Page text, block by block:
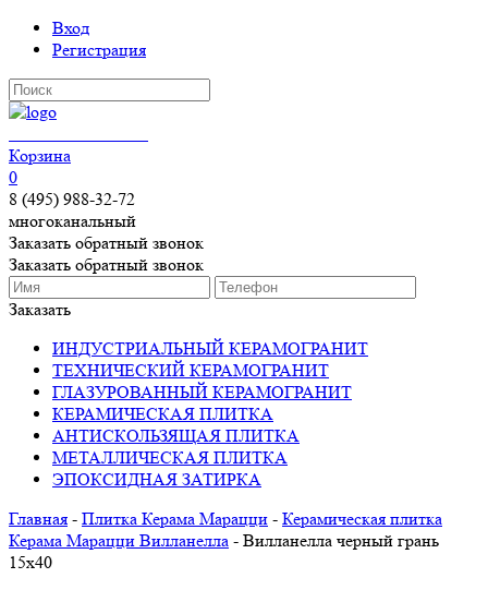
Вход
Регистрация
Корзина
0
8 (495) 988-32-72
многоканальный
Заказать обратный звонок
Заказать обратный звонок
Заказать
ИНДУСТРИАЛЬНЫЙ КЕРАМОГРАНИТ
ТЕХНИЧЕСКИЙ КЕРАМОГРАНИТ
ГЛАЗУРОВАННЫЙ КЕРАМОГРАНИТ
КЕРАМИЧЕСКАЯ ПЛИТКА
АНТИСКОЛЬЗЯЩАЯ ПЛИТКА
МЕТАЛЛИЧЕСКАЯ ПЛИТКА
ЭПОКСИДНАЯ ЗАТИРКА
Главная - Плитка Керама Марацци - Керамическая плитка
Керама Марацци Вилланелла - Вилланелла черный грань
15х40